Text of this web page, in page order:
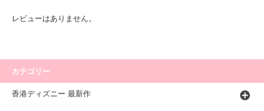
レビューはありません。
カテゴリー
香港ディズニー 最新作